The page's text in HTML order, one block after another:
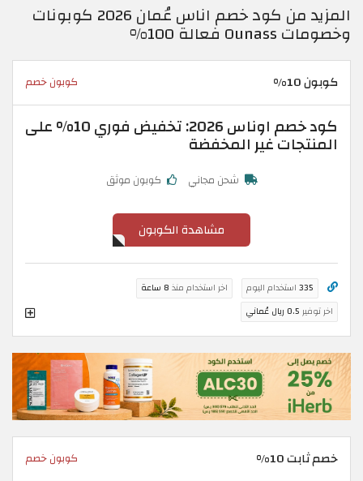
المزيد من كود خصم اناس عُمان 2026 كوبونات
وخصومات Ounass فعالة 100%
كوبون 10% كوبون خصم
كود خصم اوناس 2026: تخفيض فوري 10% على
المنتجات غير المخفضة
شحن مجاني كوبون موثق
مشاهدة الكوبون
335 استخدام اليوم اخر استخدام منذ 8 ساعة
اخر توفير 0.5 ريال عُماني
خصم ثابت 10% كوبون خصم